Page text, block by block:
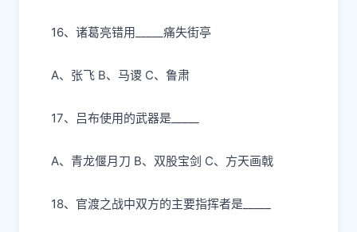
16、诸葛亮错⽤ _____痛失街亭
A、张⻜ B、 ⻢谡 C、鲁肃
17、吕布使⽤的武器是
A、 ⻘⻰偃⽉⼑ B、双股宝剑 C、 ⽅天画戟
18、官渡之战中双⽅的主要指挥者是